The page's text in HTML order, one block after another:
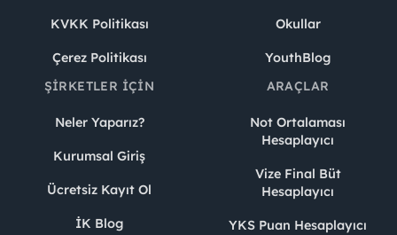
KVKK Politikası
Çerez Politikası
Okullar
YouthBlog
ŞIRKETLER İÇIN
Neler Yaparız?
Kurumsal Giriş
Ücretsiz Kayıt Ol
İK Blog
ARAÇLAR
Not Ortalaması
Hesaplayıcı
Vize Final Büt
Hesaplayıcı
YKS Puan Hesaplayıcı